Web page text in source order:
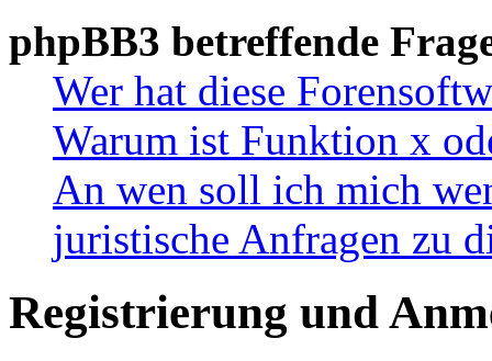
phpBB3 betreffende
Wer hat diese
Warum ist Funktion x
An wen soll ich mich
juristische Anfragen zu
Registrierung und